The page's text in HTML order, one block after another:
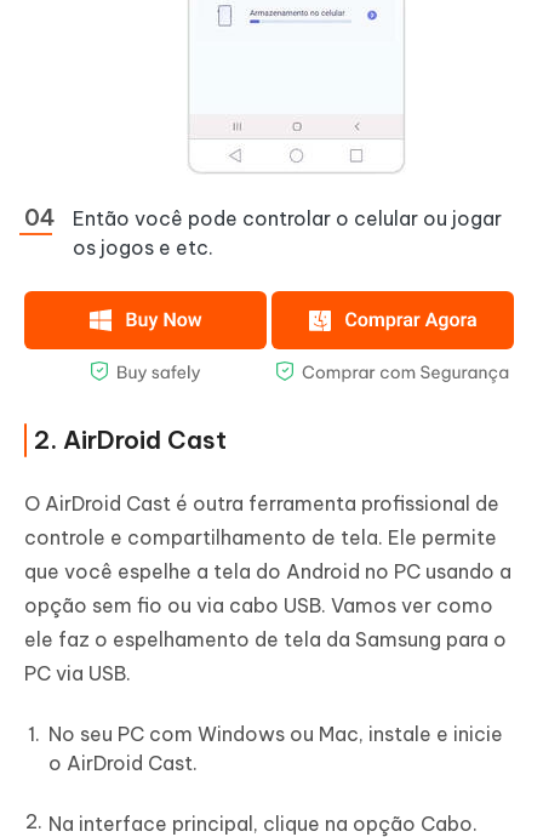
Então você pode controlar o celular ou jogar
os jogos e etc.
2. AirDroid Cast
O AirDroid Cast é outra ferramenta profissional de
controle e compartilhamento de tela. Ele permite
que você espelhe a tela do Android no PC usando a
opção sem fio ou via cabo USB. Vamos ver como
ele faz o espelhamento de tela da Samsung para o
PC via USB.
No seu PC com Windows ou Mac, instale e inicie
o AirDroid Cast.
Na interface principal, clique na opção Cabo.